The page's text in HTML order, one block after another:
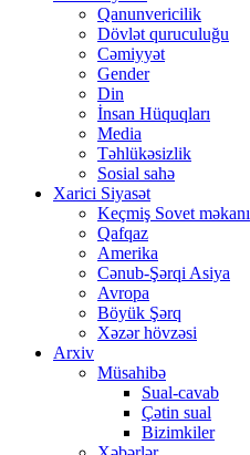
Qanunvericilik
Dövlət quruculuğu
Cəmiyyət
Gender
Din
İnsan Hüquqları
Media
Təhlükəsizlik
Sosial sahə
Xarici Siyasət
Keçmiş Sovet məkanı
Qafqaz
Amerika
Cənub-Şərqi Asiya
Avropa
Böyük Şərq
Xəzər hövzəsi
Arxiv
Müsahibə
Sual-cavab
Çətin sual
Bizimkiler